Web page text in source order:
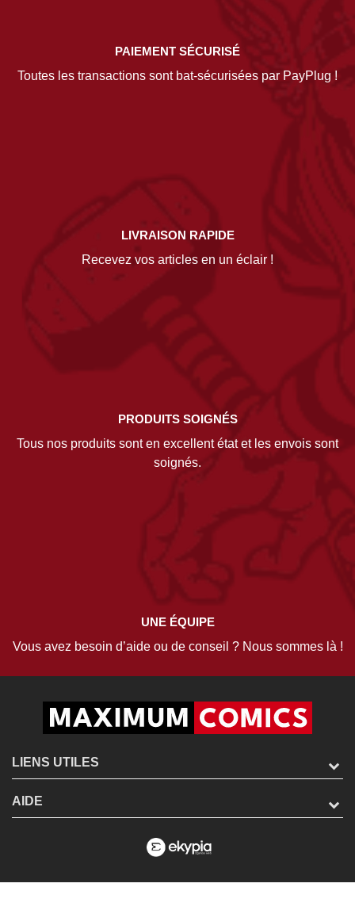
PAIEMENT SÉCURISÉ
Toutes les transactions sont bat-sécurisées par PayPlug !
LIVRAISON RAPIDE
Recevez vos articles en un éclair !
PRODUITS SOIGNÉS
Tous nos produits sont en excellent état et les envois sont
soignés.
UNE ÉQUIPE
Vous avez besoin d’aide ou de conseil ? Nous sommes là !
LIENS UTILES
AIDE